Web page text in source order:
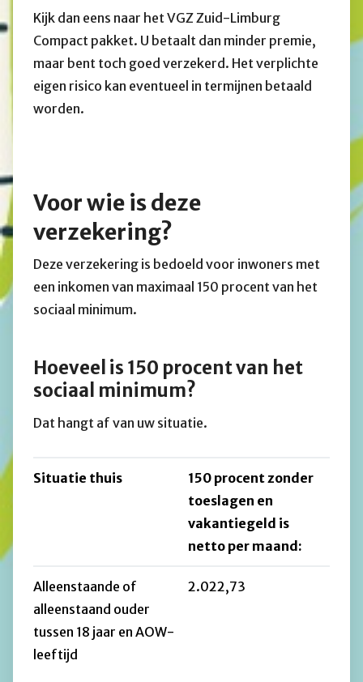
Kijk dan eens naar het VGZ Zuid-Limburg
Compact pakket. U betaalt dan minder premie,
maar bent toch goed verzekerd. Het verplichte
eigen risico kan eventueel in termijnen betaald
worden.
Voor wie is deze
verzekering?
Deze verzekering is bedoeld voor inwoners met
een inkomen van maximaal 150 procent van het
sociaal minimum.
Hoeveel is 150 procent van het
sociaal minimum?
Dat hangt af van uw situatie.
Situatie thuis
150 procent zonder
toeslagen en
vakantiegeld is
netto per maand:
Alleenstaande of
alleenstaand ouder
tussen 18 jaar en AOW-
leeftijd
2.022,73